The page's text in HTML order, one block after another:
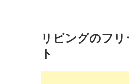
リビングのフ
ト